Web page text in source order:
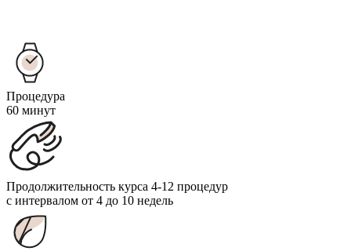
Процедура
60 минут
Продолжительность курса 4-12 процедур
с интервалом от 4 до 10 недель